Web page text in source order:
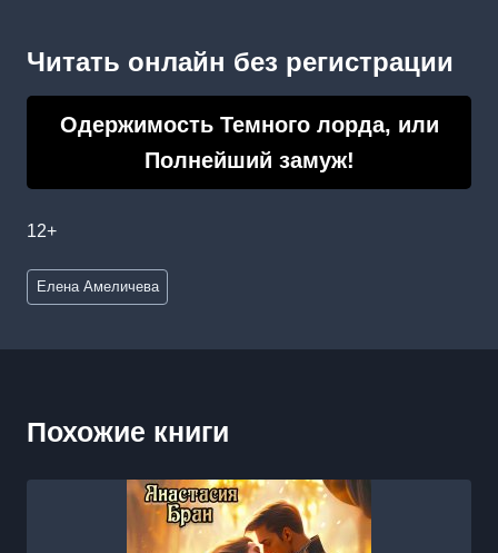
Читать онлайн без регистрации
Одержимость Темного лорда, или
Полнейший замуж!
12+
Метки
записи:
Елена Амеличева
Похожие книги